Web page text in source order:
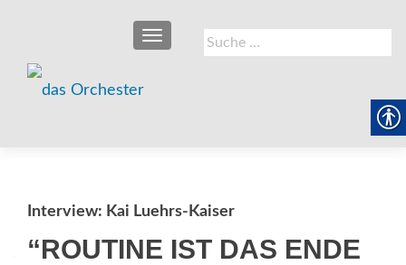
Suche
nach:
SCHALTE NAVIGATION
Interview: Kai Luehrs-Kaiser
“ROUTINE IST DAS ENDE